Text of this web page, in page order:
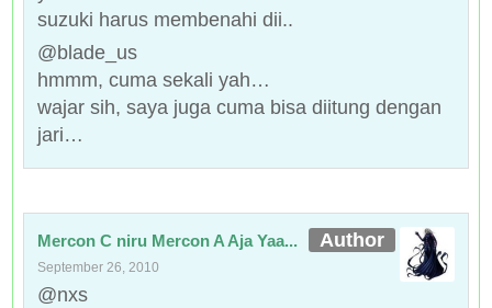
suzuki harus membenahi dii..
@blade_us
hmmm, cuma sekali yah…
wajar sih, saya juga cuma bisa diitung dengan
jari…
Mercon C niru Mercon A Aja Yaa...
September 26, 2010
@nxs